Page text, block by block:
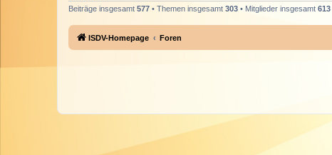
Beiträge insgesamt 577 • Themen insgesamt 303 • Mitglieder insgesamt 613
ISDV-Homepage Foren